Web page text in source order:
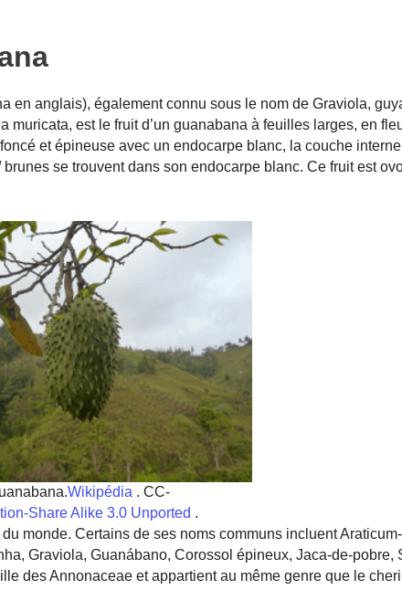
en anglais), également connu sous le nom de Graviola,
est le fruit d’un guanabana à feuilles larges, en
et épineuse avec un endocarpe blanc, la couche
se trouvent dans son endocarpe blanc. Ce fruit est
Wikipédia . CC-
Share Alike 3.0 Unported .
monde. Certains de ses noms communs incluent
Graviola, Guanábano, Corossol épineux, Jaca-de-pobre,
des Annonaceae et appartient au même genre que le